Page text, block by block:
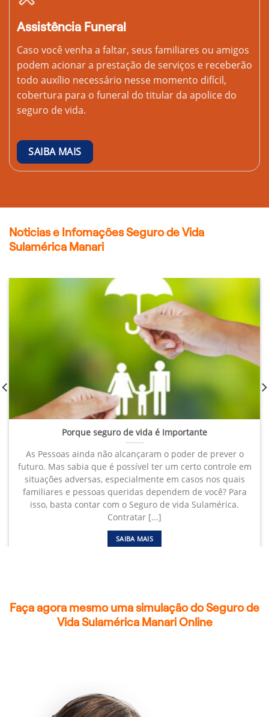
Assistência Funeral
Caso você venha a faltar, seus familiares ou amigos
podem acionar a prestação de serviços e receberão
todo auxílio necessário nesse momento difícil,
cobertura para o funeral do titular da apolice do
seguro de vida.
SAIBA MAIS
Noticias e Infomações Seguro de Vida
Sulamérica Manari
Porque seguro de vida é Importante
As Pessoas ainda não alcançaram o poder de prever o
futuro. Mas sabia que é possível ter um certo controle em
situações adversas, especialmente em casos nos quais
familiares e pessoas queridas dependem de você? Para
isso, basta contar com o Seguro de vida Sulamérica.
Contratar [...]
SAIBA MAIS
Faça agora mesmo uma simulação do Seguro de
Vida Sulamérica Manari Online